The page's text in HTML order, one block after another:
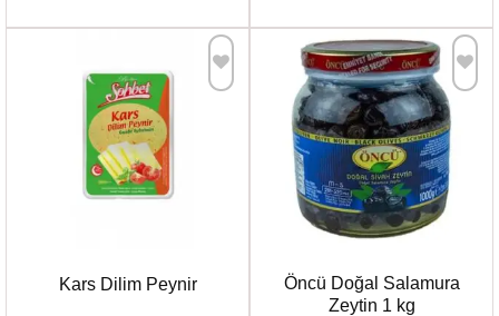
Favorilere
Kars Dilim Peynir
Favorilere
Ekle
Öncü Doğal Salamura
Zeytin 1 kg